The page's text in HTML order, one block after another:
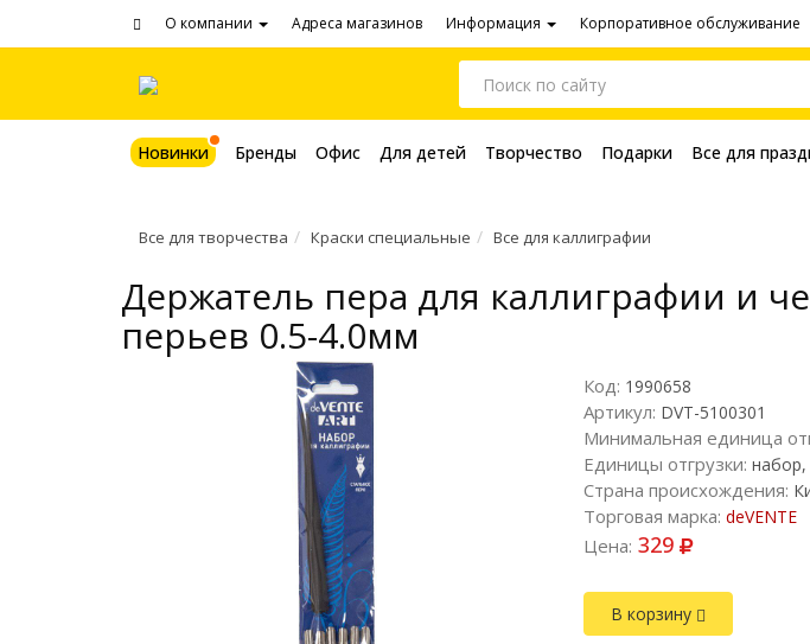
О компании Адреса магазинов Информация Корпоративное обслуживание
Новинки Бренды Офис Для детей Творчество Подарки Все для
Все для творчества Краски специальные Все для каллиграфии
Держатель пера для каллиграфии и
перьев 0.5-4.0мм
Код: 1990658
Артикул: DVT-5100301
Минимальная единица
Единицы отгрузки: набор,
Страна происхождения:
Торговая марка: deVENTE
Цена: 329
В корзину